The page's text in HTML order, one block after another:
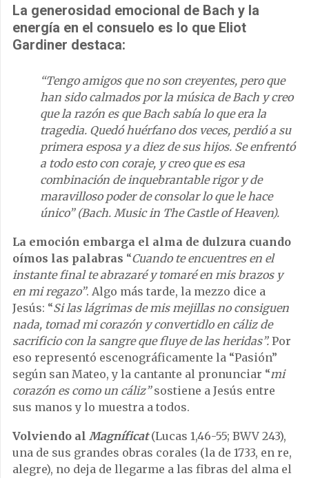
La generosidad emocional de Bach y la
energía en el consuelo es lo que Eliot
Gardiner destaca:
“Tengo amigos que no son creyentes, pero que
han sido calmados por la música de Bach y creo
que la razón es que Bach sabía lo que era la
tragedia. Quedó huérfano dos veces, perdió a su
primera esposa y a diez de sus hijos. Se enfrentó
a todo esto con coraje, y creo que es esa
combinación de inquebrantable rigor y de
maravilloso poder de consolar lo que le hace
único” (Bach. Music in The Castle of Heaven).
La emoción embarga el alma de dulzura cuando
oímos las palabras “Cuando te encuentres en el
instante final te abrazaré y tomaré en mis brazos y
en mi regazo”. Algo más tarde, la mezzo dice a
Jesús: “Si las lágrimas de mis mejillas no consiguen
nada, tomad mi corazón y convertidlo en cáliz de
sacrificio con la sangre que fluye de las heridas”. Por
eso representó escenográficamente la “Pasión”
según san Mateo, y la cantante al pronunciar “mi
corazón es como un cáliz”sostiene a Jesús entre
sus manos y lo muestra a todos.
Volviendo al Magníficat (Lucas 1,46-55; BWV 243),
una de sus grandes obras corales (la de 1733, en re,
alegre), no deja de llegarme a las fibras del alma el